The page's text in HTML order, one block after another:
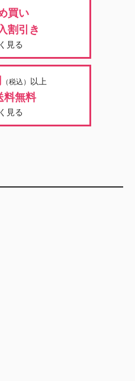
買い
割引き
見る
（税込） 以上
料無料
見る